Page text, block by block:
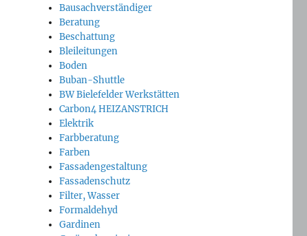
Bausachverständiger
Beratung
Beschattung
Bleileitungen
Boden
Buban-Shuttle
BW Bielefelder Werkstätten
Carbon4 HEIZANSTRICH
Elektrik
Farbberatung
Farben
Fassadengestaltung
Fassadenschutz
Filter, Wasser
Formaldehyd
Gardinen